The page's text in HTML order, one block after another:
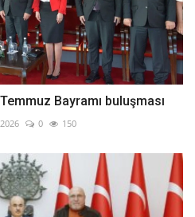
Bayramı buluşması
0 150